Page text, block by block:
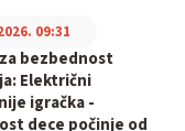
bezbednost
Električni
igračka -
dece počinje od
09:31